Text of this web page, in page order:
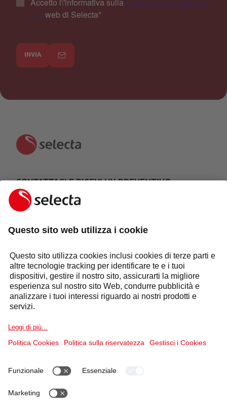
sito web di Selecta*
INVIA
CONTATTACI E RICEVI UN PREVENTIVO
GRATUITO:
FARE UNA RICHIESTA
Risposta entro 24 ore
Settori
Selecta Group
Servizi